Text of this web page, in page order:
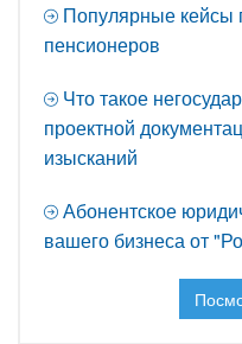
Популярные кейсы
пенсионеров
Что такое
проектной
изысканий
Абонентское
вашего бизнеса от